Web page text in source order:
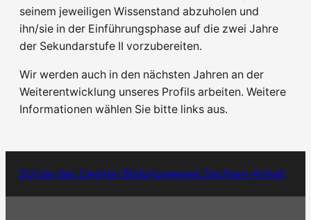
seinem jeweiligen Wissenstand abzuholen und
ihn/sie in der Einführungsphase auf die zwei Jahre
der Sekundarstufe II vorzubereiten.
Wir werden auch in den nächsten Jahren an der
Weiterentwicklung unseres Profils arbeiten. Weitere
Informationen wählen Sie bitte links aus.
Schule des Zweiten Bildungsweges Sachsen-Anhalt